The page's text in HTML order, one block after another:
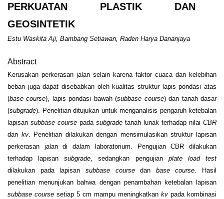
PERKUATAN PLASTIK DAN
GEOSINTETIK
Estu Waskita Aji, Bambang Setiawan, Raden Harya Dananjaya
Abstract
Kerusakan perkerasan jalan selain karena faktor cuaca dan kelebihan
beban juga dapat disebabkan oleh kualitas struktur lapis pondasi atas
(base course), lapis pondasi bawah (subbase course) dan tanah dasar
(subgrade). Penelitian ditujukan untuk menganalisis pengaruh ketebalan
lapisan subbase course pada subgrade tanah lunak terhadap nilai CBR
dan kv. Penelitian dilakukan dengan mensimulasikan struktur lapisan
perkerasan jalan di dalam laboratorium. Pengujian CBR
dilakukan
terhadap lapisansubgrade, sedangkan pengujian plate load test
dilakukan pada lapisan subbase coursedan base course. Hasil
penelitian menunjukan bahwa dengan penambahan ketebalan lapisan
subbase course setiap 5 cm mampu meningkatkan kv pada kombinasi